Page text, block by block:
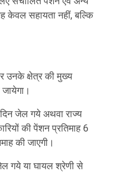
केवल सहायता नहीं, बल्कि
उनके क्षेत्र की मुख्य
जेल गये अथवा राज्य
की पेंशन प्रतिमाह 6
की जाएगी।
गये या घायल श्रेणी से